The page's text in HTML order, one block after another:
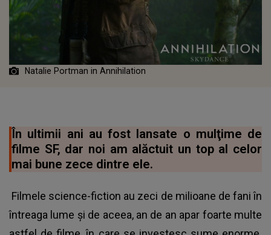
Natalie Portman in Annihilation
În ultimii ani au fost lansate o mulţime de
filme SF, dar noi am alăctuit un top al celor
mai bune zece dintre ele.
Filmele science-fiction au zeci de milioane de fani în
întreaga lume şi de aceea, an de an apar foarte multe